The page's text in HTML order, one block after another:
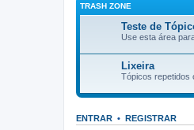
TRASH ZONE
Teste de
Use esta área
Lixeira
Tópicos repetidos
ENTRAR • REGISTRAR